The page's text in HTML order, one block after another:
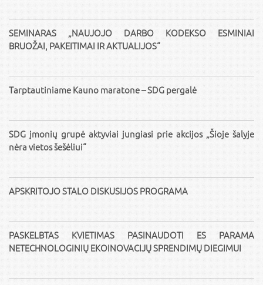
SEMINARAS „NAUJOJO DARBO KODEKSO ESMINIAI
BRUOŽAI, PAKEITIMAI IR AKTUALIJOS“
Tarptautiniame Kauno maratone – SDG pergalė
SDG įmonių grupė aktyviai jungiasi prie akcijos „Šioje šalyje
nėra vietos šešėliui“
APSKRITOJO STALO DISKUSIJOS PROGRAMA
PASKELBTAS KVIETIMAS PASINAUDOTI ES PARAMA
NETECHNOLOGINIŲ EKOINOVACIJŲ SPRENDIMŲ DIEGIMUI